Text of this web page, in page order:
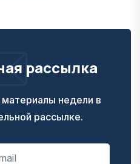
рассылка
недели в
рассылке.